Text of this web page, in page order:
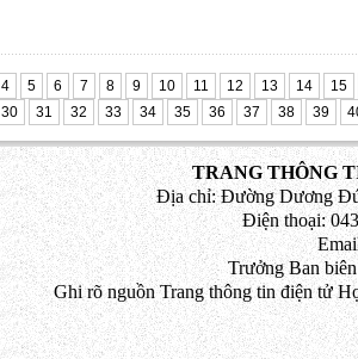
4 5 6 7 8 9 10 11 12 13 14 15
30 31 32 33 34 35 36 37 38 39
TRANG THÔNG
Địa chỉ: Đường Dương
Điện thoại:
Trưởng Ban
Ghi rõ nguồn Trang thông tin điện tử